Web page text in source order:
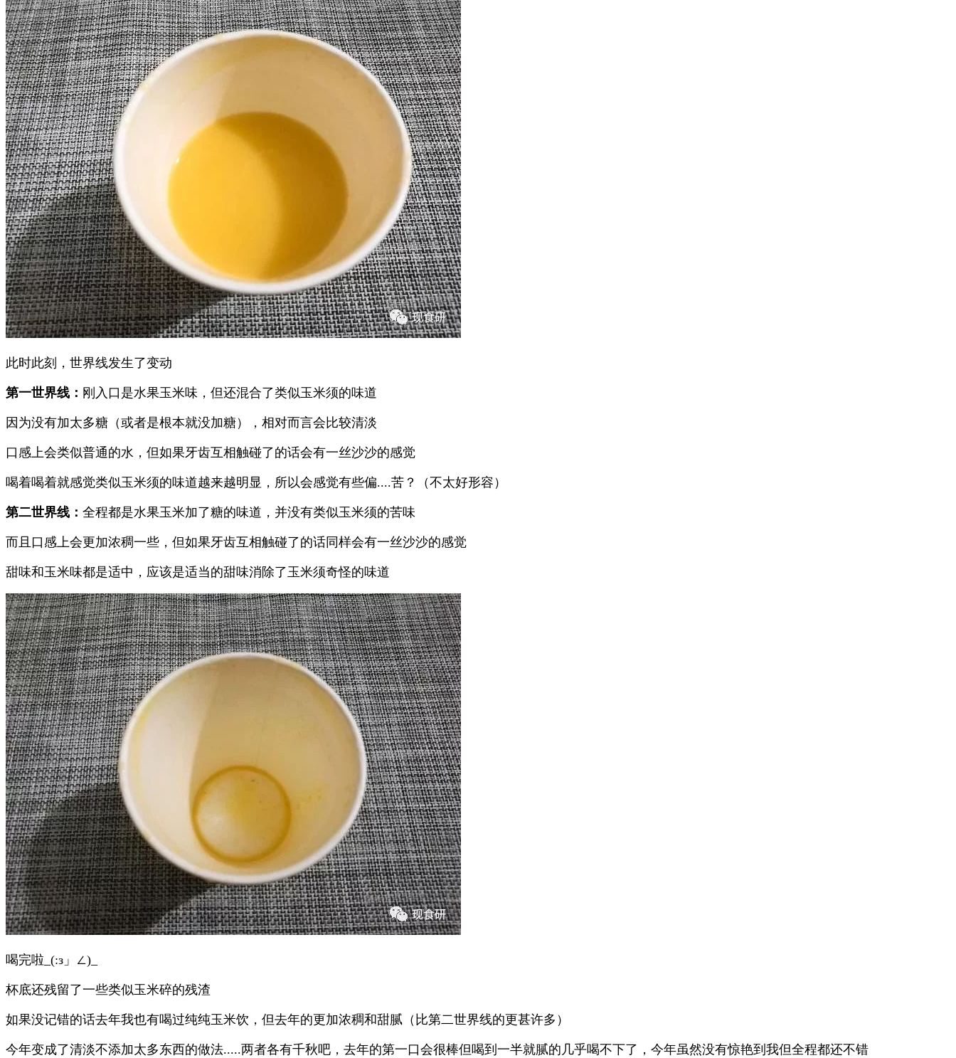
此时此刻，世界线发生了变动
第一世界线： 刚入口是水果玉米味，但还混合了类似玉米须的味道
因为没有加太多糖（或者是根本就没加糖），相对而言会比较清淡
口感上会类似普通的水，但如果牙齿互相触碰了的话会有一丝沙沙的感觉
喝着喝着就感觉类似玉米须的味道越来越明显，所以会感觉有些偏....苦？（不太好形容）
第二世界线： 全程都是水果玉米加了糖的味道，并没有类似玉米须的苦味
而且口感上会更加浓稠一些，但如果牙齿互相触碰了的话同样会有一丝沙沙的感觉
甜味和玉米味都是适中，应该是适当的甜味消除了玉米须奇怪的味道
喝完啦_(:з」∠)_
杯底还残留了一些类似玉米碎的残渣
如果没记错的话去年我也有喝过纯纯玉米饮，但去年的更加浓稠和甜腻（比第二世界线的更甚许多）
今年变成了清淡不添加太多东西的做法.....两者各有千秋吧，去年的第一口会很棒但喝到一半就腻的几乎喝不下了，今年虽然没有惊艳到我但全程都还不错